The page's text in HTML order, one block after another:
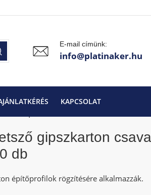
E-mail címünk:
info@platinaker.hu
KAPCSOLAT
gipszkarton
db
építőprofilok rögzítésére alkalmazzák.